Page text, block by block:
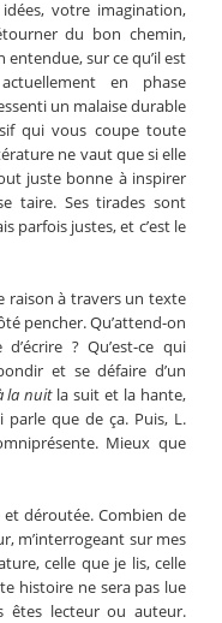
votre imagination,
du bon chemin,
sur ce qu’il est
en phase
un malaise durable
qui vous coupe toute
ne vaut que si elle
juste bonne à inspirer
taire. Ses tirades sont
parfois justes, et c’est le
raison à travers un texte
pencher. Qu’attend-on
? Qu’est-ce qui
et se défaire d’un
la nuitla suit et la hante,
que de ça. Puis, L.
Mieux que
déroutée. Combien de
m’interrogeant sur mes
celle que je lis, celle
histoire ne sera pas lue
êtes lecteur ou auteur.